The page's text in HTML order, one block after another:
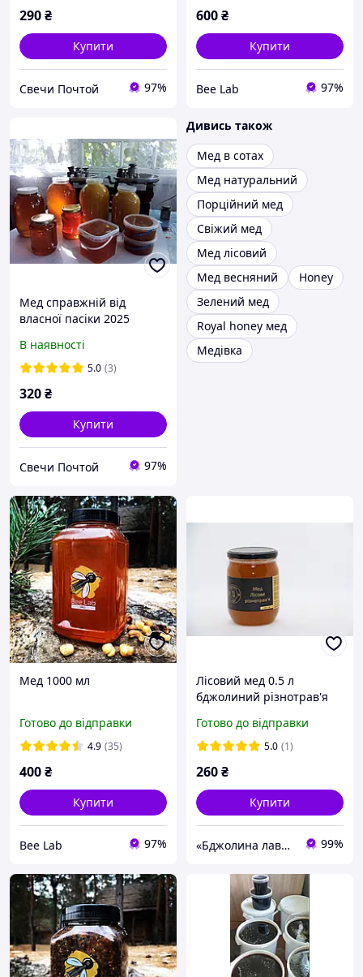
290₴
Купити
Свечи Почтой 97%
600₴
Купити
Bee Lab 97%
Мед справжнiй вiд
власної пасiки 2025
В наявності
5.0 (3)
320₴
Купити
Свечи Почтой 97%
Дивись також
Мед в сотах
Мед натуральний
Порційний мед
Свіжий мед
Мед лісовий
Мед весняний
Honey
Зелений мед
Royal honey мед
Медівка
Мед 1000 мл
Готово до відправки
4.9 (35)
400₴
Купити
Bee Lab 97%
Лісовий мед 0.5 л
бджолиний різнотрав'я
мед
Готово до відправки
5.0 (1)
260₴
Купити
«Бджолина лавка.Сімейна пасіка Галатюка О.Є.»: мед натуральний та все для пасіки в одному місці! 99%